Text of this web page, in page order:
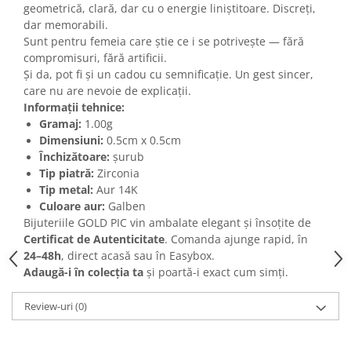
geometrică, clară, dar cu o energie liniștitoare. Discreți,
dar memorabili.
Sunt pentru femeia care știe ce i se potrivește — fără
compromisuri, fără artificii.
Și da, pot fi și un cadou cu semnificație. Un gest sincer,
care nu are nevoie de explicații.
Informații tehnice:
Gramaj: 1.00g
Dimensiuni: 0.5cm x 0.5cm
Închizătoare: șurub
Tip piatră: Zirconia
Tip metal: Aur 14K
Culoare aur: Galben
Bijuteriile GOLD PIC vin ambalate elegant și însoțite de
Certificat de Autenticitate. Comanda ajunge rapid, în
24–48h, direct acasă sau în Easybox.
Adaugă-i în colecția ta și poartă-i exact cum simți.
Review-uri(0)